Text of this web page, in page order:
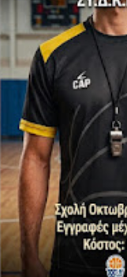
-ΕΘΝΙΚΟΣ ΛΑΓΥΝΩΝ
- Στον τελικό
-ΠΕΡΑ (21.30)
στην Ένωση
-20 77-69 την φοβερή